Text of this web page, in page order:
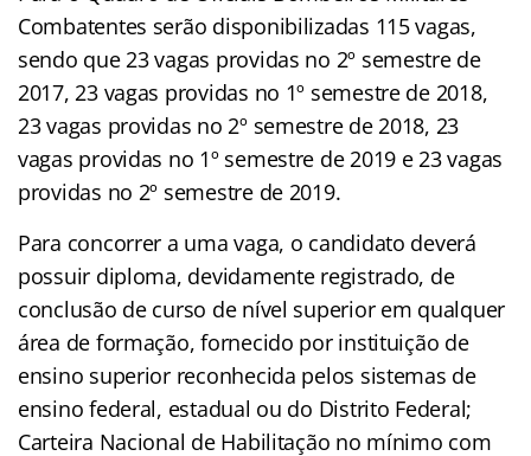
Combatentes serão disponibilizadas 115 vagas,
sendo que 23 vagas providas no 2º semestre de
2017, 23 vagas providas no 1º semestre de 2018,
23 vagas providas no 2º semestre de 2018, 23
vagas providas no 1º semestre de 2019 e 23 vagas
providas no 2º semestre de 2019.
Para concorrer a uma vaga, o candidato deverá
possuir diploma, devidamente registrado, de
conclusão de curso de nível superior em qualquer
área de formação, fornecido por instituição de
ensino superior reconhecida pelos sistemas de
ensino federal, estadual ou do Distrito Federal;
Carteira Nacional de Habilitação no mínimo com